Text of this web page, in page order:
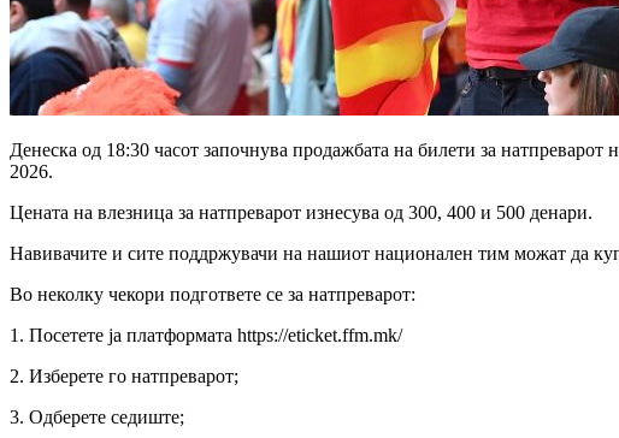
Денеска од 18:30 часот започнува продажбата на билети за
2026.
Цената на влезница за натпреварот изнесува од 300, 400 и 500 денари.
Навивачите и сите поддржувачи на нашиот национален тим можат да
Во неколку чекори подгответе се за натпреварот:
1. Посетете ја платформата https://eticket.ffm.mk/
2. Изберете го натпреварот;
3. Одберете седиште;